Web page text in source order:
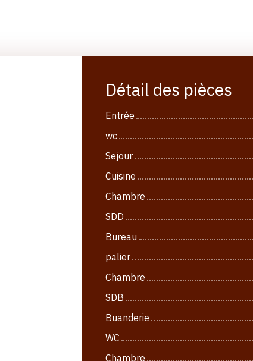
Détail des pièces
Entrée
wc
Sejour
Cuisine
Chambre
SDD
Bureau
palier
Chambre
SDB
Buanderie
WC
Chambre